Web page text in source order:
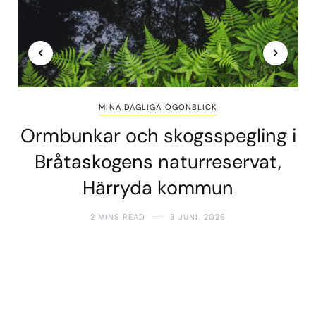
MINA DAGLIGA ÖGONBLICK
Ormbunkar och skogsspegling i
Bråtaskogens naturreservat,
Härryda kommun
2 MINS READ 3 JUNI, 2026